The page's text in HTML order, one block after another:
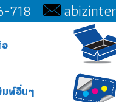
718
พ์อื่นๆ